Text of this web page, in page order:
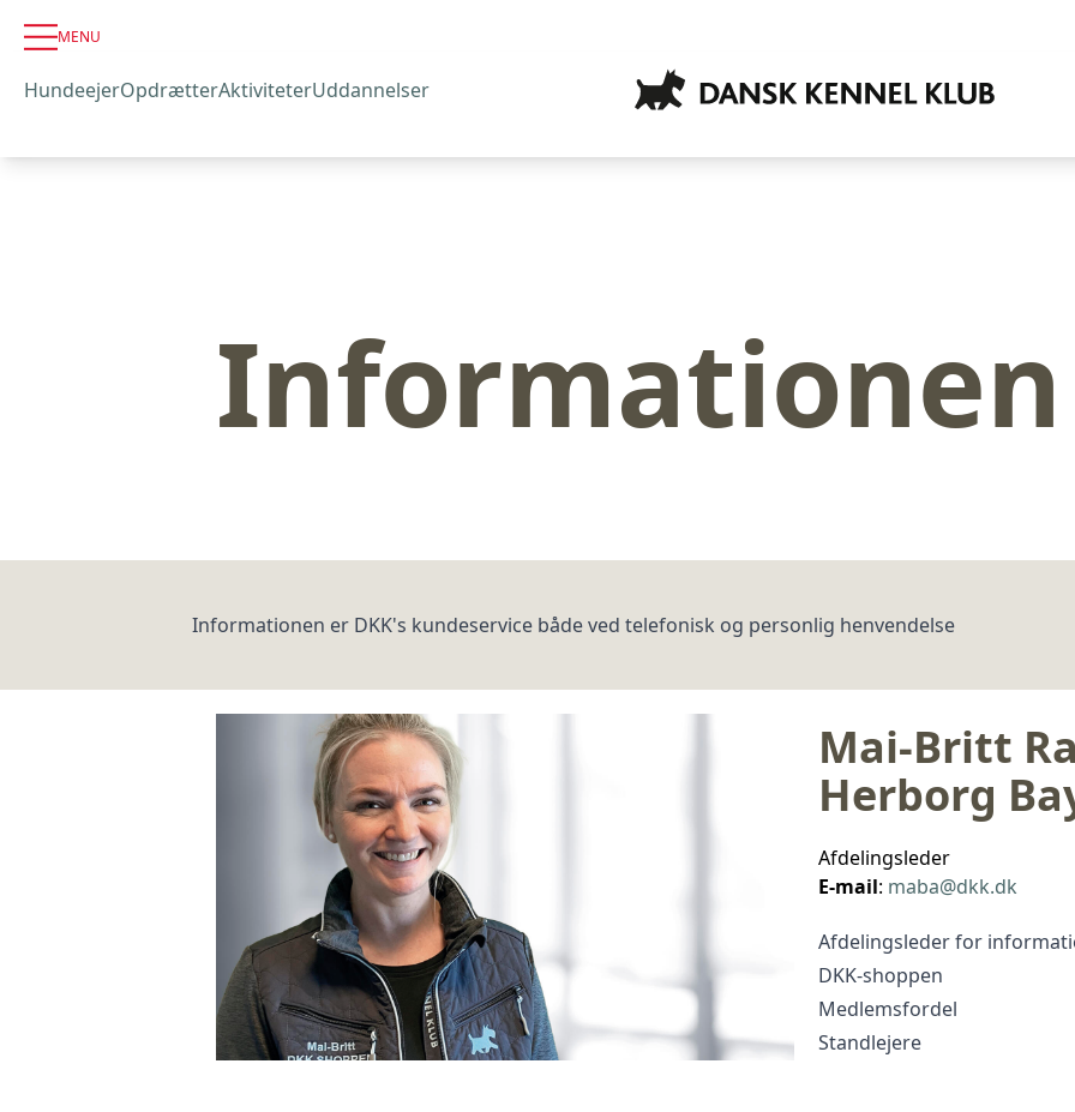
MENU
HundeejerOpdrætterAktiviteterUddannelser
Informationen
Informationen er DKK's kundeservice både ved telefonisk og personlig henvendelse
Mai-Britt
Herborg
Afdelingsleder
E-mail: maba@dkk.dk
Afdelingsleder for
DKK-shoppen
Medlemsfordel
Standlejere